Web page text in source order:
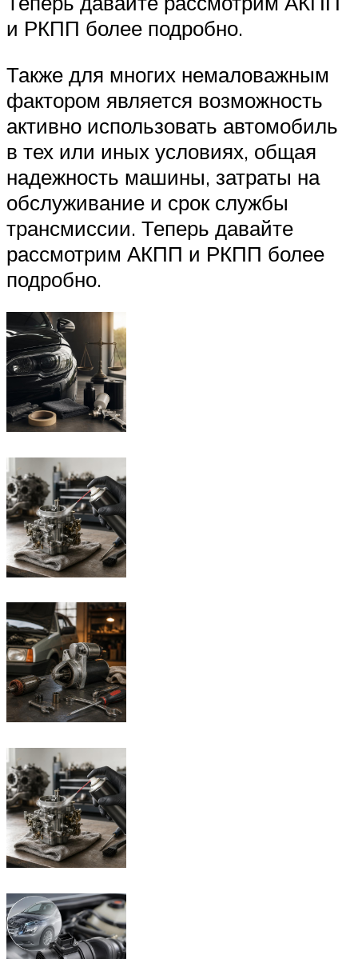
и РКПП более подробно.
Также для многих немаловажным
фактором является возможность
активно использовать автомобиль
в тех или иных условиях, общая
надежность машины, затраты на
обслуживание и срок службы
трансмиссии. Теперь давайте
рассмотрим АКПП и РКПП более
подробно.